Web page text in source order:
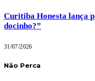
Curitiba Honesta lança
docinho?”
31/07/2026
Não Perca